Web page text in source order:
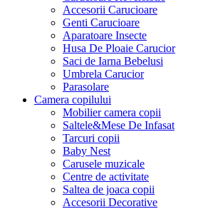
Accesorii Carucioare
Genti Carucioare
Aparatoare Insecte
Husa De Ploaie Carucior
Saci de Iarna Bebelusi
Umbrela Carucior
Parasolare
Camera copilului
Mobilier camera copii
Saltele&Mese De Infasat
Tarcuri copii
Baby Nest
Carusele muzicale
Centre de activitate
Saltea de joaca copii
Accesorii Decorative